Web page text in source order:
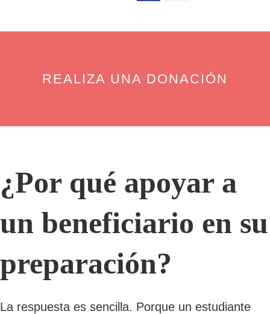
REALIZA UNA DONACIÓN
¿Por qué apoyar a
un beneficiario en su
preparación?
La respuesta es sencilla. Porque un estudiante